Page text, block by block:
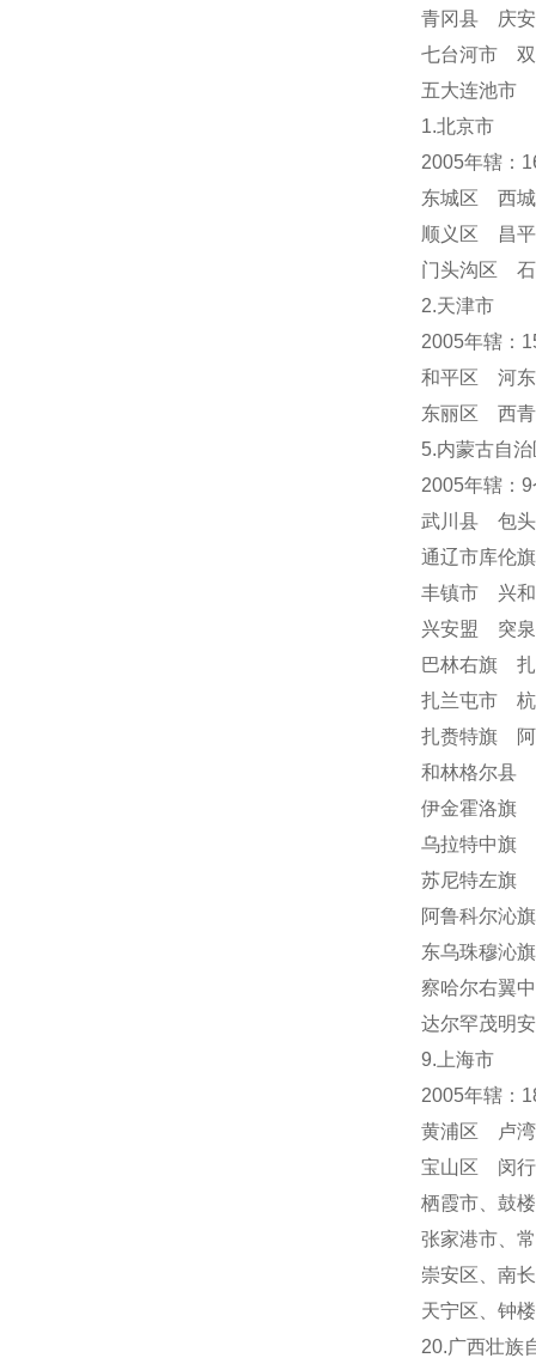
青冈县 庆
七台河市
五大连池市
1.北京市
2005年辖：
东城区 西
顺义区 昌
门头沟区
2.天津市
2005年辖：
和平区 河
东丽区 西
5.内蒙古自治
2005年辖：
武川县 包
通辽市库
丰镇市 兴
兴安盟 突
巴林右旗
扎兰屯市
扎赉特旗
和林格尔县
伊金霍洛旗
乌拉特中旗
苏尼特左旗
阿鲁科尔沁
东乌珠穆沁
察哈尔右翼
达尔罕茂明
9.上海市
2005年辖：
黄浦区 卢
宝山区 闵
栖霞市、 鼓
张家港市、
崇安区、南
天宁区
钟
20.广西壮族